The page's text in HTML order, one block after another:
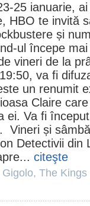
25 ianuarie,
HBO te invită
și
ul începe
vineri de la
va fi
un renumit
Claire
ei. Va fi
Vineri și
Detectivii din
citeşte
, The Kings